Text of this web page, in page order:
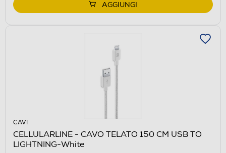
AGGIUNGI
CAVI
CELLULARLINE - CAVO TELATO 150 CM USB TO
LIGHTNING-White